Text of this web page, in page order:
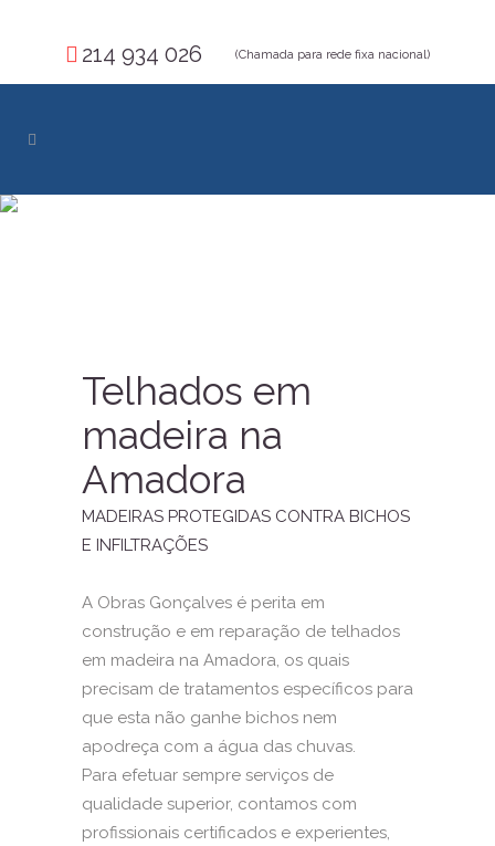
214 934 026 (Chamada para rede fixa nacional)
Telhados em
madeira na
Amadora
MADEIRAS PROTEGIDAS CONTRA BICHOS
E INFILTRAÇÕES
A Obras Gonçalves é perita em
construção e em reparação de telhados
em madeira na Amadora, os quais
precisam de tratamentos específicos para
que esta não ganhe bichos nem
apodreça com a água das chuvas.
Para efetuar sempre serviços de
qualidade superior, contamos com
profissionais certificados e experientes,